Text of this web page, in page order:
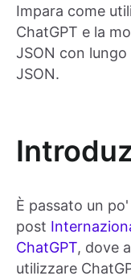
Impara come
ChatGPT e la
JSON con
JSON.
È passato un
post
ChatGPT, dove
utilizzare